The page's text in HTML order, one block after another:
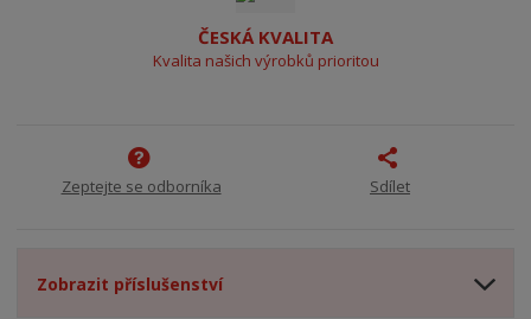
ČESKÁ KVALITA
Kvalita našich výrobků prioritou
Zeptejte se odborníka Sdílet
Zobrazit příslušenství